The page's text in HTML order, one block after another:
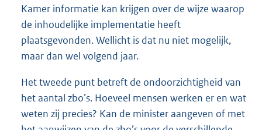
Kamer informatie kan krijgen over de wijze waarop
de inhoudelijke implementatie heeft
plaatsgevonden. Wellicht is dat nu niet mogelijk,
maar dan wel volgend jaar.
Het tweede punt betreft de ondoorzichtigheid van
het aantal zbo’s. Hoeveel mensen werken er en wat
weten zij precies? Kan de minister aangeven of met